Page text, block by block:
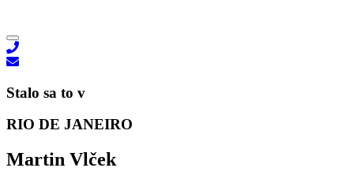
Stalo sa to v
RIO DE JANEIRO
Martin Vlček